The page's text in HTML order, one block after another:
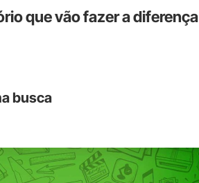
que vão fazer a diferença
busca